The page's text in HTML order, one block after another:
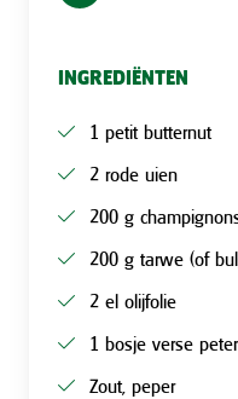
INGREDIËNTEN
1 petit butternut
2 rode uien
200 g
200 g tarwe (of
2 el olijfolie
1 bosje verse
Zout, peper